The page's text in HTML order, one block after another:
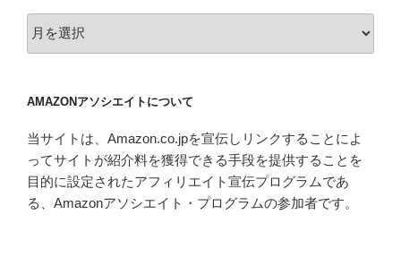
ア
ー
ブ
AMAZONアソシエイトについて
当サイトは、Amazon.co.jpを宣伝しリンクすることによ
ってサイトが紹介料を獲得できる手段を提供することを
目的に設定されたアフィリエイト宣伝プログラムであ
る、Amazonアソシエイト・プログラムの参加者です。